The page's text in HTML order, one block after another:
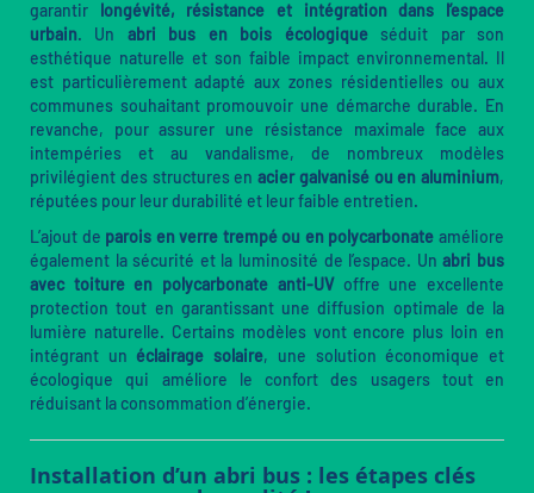
garantir longévité, résistance et intégration dans l’espace
urbain. Un abri bus en bois écologiqueséduit par son
esthétique naturelle et son faible impact environnemental. Il
est particulièrement adapté aux zones résidentielles ou aux
communes souhaitant promouvoir une démarche durable. En
revanche, pour assurer une résistance maximale face aux
intempéries et au vandalisme, de nombreux modèles
privilégient des structures en acier galvanisé ou en aluminium,
réputées pour leur durabilité et leur faible entretien.
L’ajout de parois en verre trempé ou en polycarbonate améliore
également la sécurité et la luminosité de l’espace. Unabri bus
avec toiture en polycarbonate anti-UVoffre une excellente
protection tout en garantissant une diffusion optimale de la
lumière naturelle. Certains modèles vont encore plus loin en
intégrant unéclairage solaire, une solution économique et
écologique qui améliore le confort des usagers tout en
réduisant la consommation d’énergie.
Installation d’un abri bus : les étapes clés